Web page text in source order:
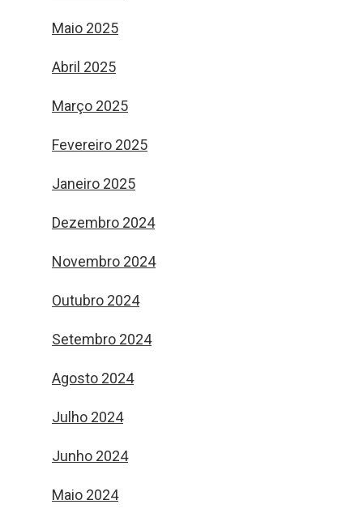
Maio 2025
Abril 2025
Março 2025
Fevereiro 2025
Janeiro 2025
Dezembro 2024
Novembro 2024
Outubro 2024
Setembro 2024
Agosto 2024
Julho 2024
Junho 2024
Maio 2024